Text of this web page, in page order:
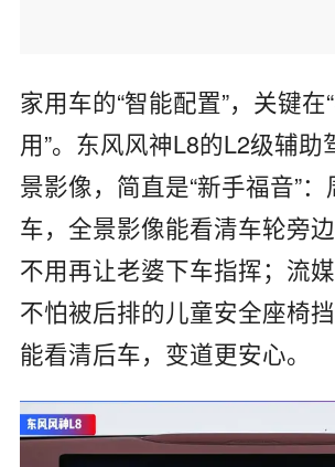
家用车的“智能配置”，关键在“
用”。东风风神L8的L2级辅助
景影像，简直是“新手福音”：
车，全景影像能看清车轮旁边
不用再让老婆下车指挥；流
不怕被后排的儿童安全座椅
能看清后车，变道更安心。​